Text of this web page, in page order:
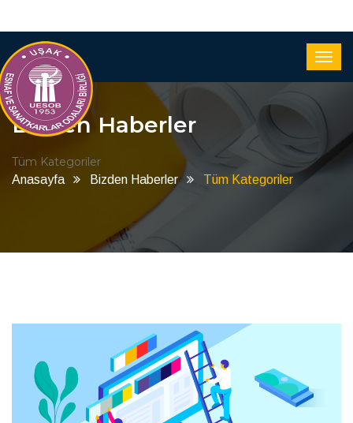
Bizden Haberler
Tüm Kategoriler
Anasayfa Bizden Haberler Tüm Kategoriler